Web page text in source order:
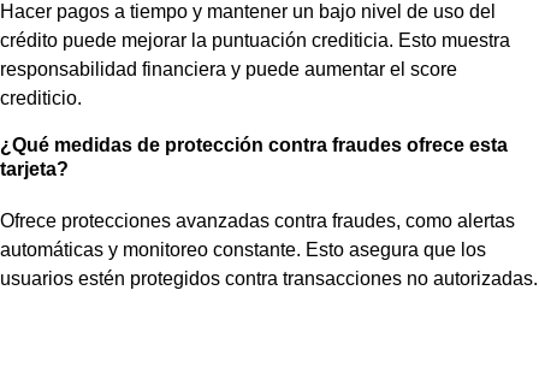
Hacer pagos a tiempo y mantener un bajo nivel de uso del
crédito puede mejorar la puntuación crediticia. Esto muestra
responsabilidad financiera y puede aumentar el score
crediticio.
¿Qué medidas de protección contra fraudes ofrece esta
tarjeta?
Ofrece protecciones avanzadas contra fraudes, como alertas
automáticas y monitoreo constante. Esto asegura que los
usuarios estén protegidos contra transacciones no autorizadas.